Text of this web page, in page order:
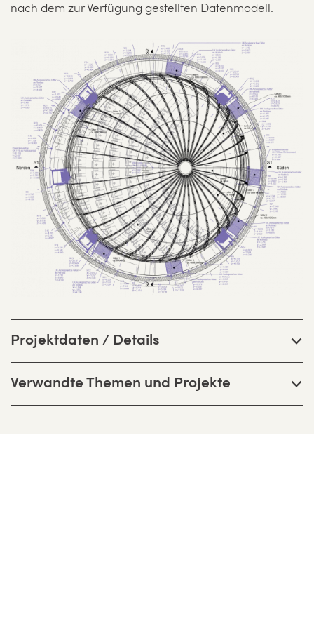
nach dem zur Verfügung gestellten Datenmodell.
Projektdaten / Details
Verwandte Themen und Projekte